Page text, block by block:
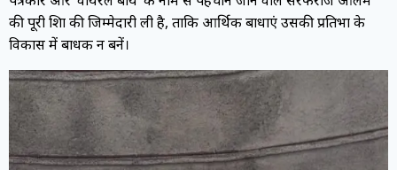
की पूरी शिक्षा की जिम्मेदारी ली है, ताकि आर्थिक बाधाएं उसकी प्रतिभा के
विकास में बाधक न बनें।